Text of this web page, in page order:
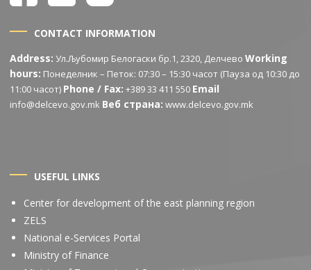
CONTACT INFORMATION
Address: Ул.Љубомир Белогаски бр.1, 2320, ДелчевоWorking
hours: Понеделник – Петок: 07:30 – 15:30 часот (Пауза од 10:30 до
11:00 часот) Phone / Fax: +389 33 411 550 Email
info@delcevo.gov.mk Веб страна: www.delcevo.gov.mk
USEFUL LINKS
Center for development of the east planning region
ZELS
National e-Services Portal
Ministry of Finance